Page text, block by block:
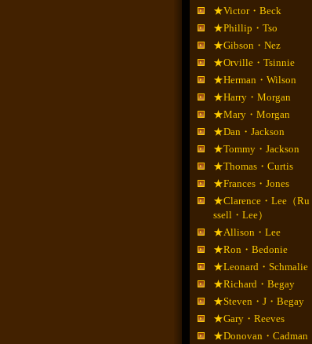
★Victor・Beck
★Phillip・Tso
★Gibson・Nez
★Orville・Tsinnie
★Herman・Wilson
★Harry・Morgan
★Mary・Morgan
★Dan・Jackson
★Tommy・Jackson
★Thomas・Curtis
★Frances・Jones
★Clarence・Lee（Ru
ssell・Lee）
★Allison・Lee
★Ron・Bedonie
★Leonard・Schmalie
★Richard・Begay
★Steven・J・Begay
★Gary・Reeves
★Donovan・Cadman